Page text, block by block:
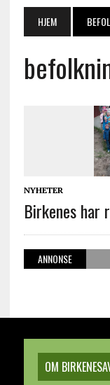
HJEM
NYHETER
Birkenes har
ANNONSE
OM